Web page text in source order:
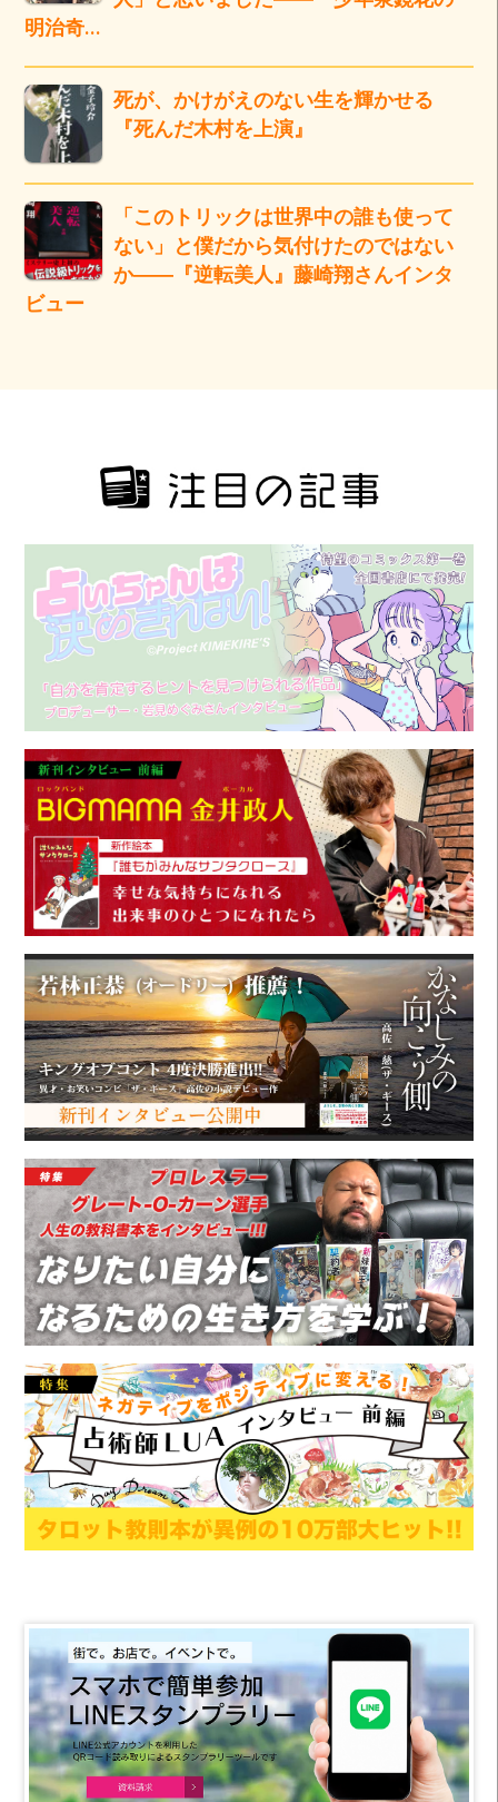
明治奇…
死が、かけがえのない生を輝かせる
『死んだ木村を上演』
「このトリックは世界中の誰も使って
ない」と僕だから気付けたのではない
か――『逆転美人』藤崎翔さんインタ
ビュー